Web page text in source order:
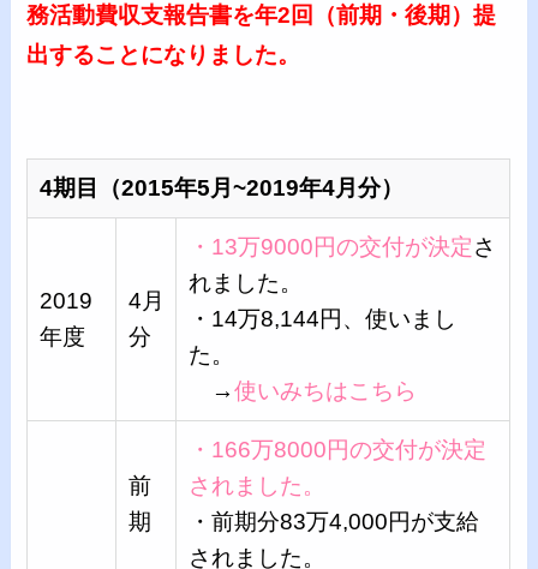
務活動費収支報告書を年2回（前期・後期）提
出することになりました。
4期目（2015年5月~2019年4月分）
2019
年度
4月
分
・13万9000円の交付が決定さ
れました。
・14万8,144円、使いまし
た。
→使いみちはこちら
前
期
・166万8000円の交付が決定
されました。
・前期分83万4,000円が支給
されました。